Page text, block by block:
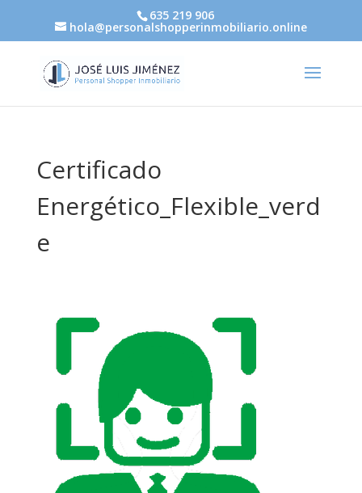
635 219 906
hola@personalshopperinmobiliario.online
Certificado
Energético_Flexible_verd
e